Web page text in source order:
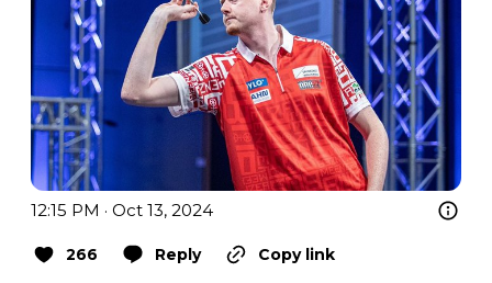
12:15 PM · Oct 13, 2024
266 Reply
Copy link